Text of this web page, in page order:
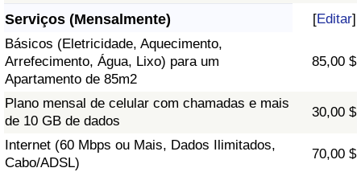
Serviços (Mensalmente) [Editar]
Básicos (Eletricidade, Aquecimento,
Arrefecimento, Água, Lixo) para um
Apartamento de 85m2
85,00 $
Plano mensal de celular com chamadas e mais
de 10 GB de dados
30,00 $
Internet (60 Mbps ou Mais, Dados Ilimitados,
Cabo/ADSL)
70,00 $